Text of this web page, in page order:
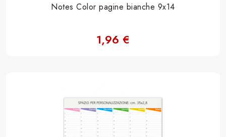
Notes Color pagine bianche 9x14
1,96 €